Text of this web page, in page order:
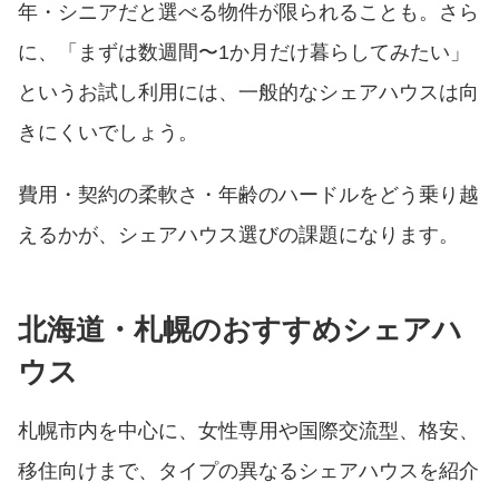
年・シニアだと選べる物件が限られることも。さら
に、「まずは数週間〜1か月だけ暮らしてみたい」
というお試し利用には、一般的なシェアハウスは向
きにくいでしょう。
費用・契約の柔軟さ・年齢のハードルをどう乗り越
えるかが、シェアハウス選びの課題になります。
北海道・札幌のおすすめシェアハ
ウス
札幌市内を中心に、女性専用や国際交流型、格安、
移住向けまで、タイプの異なるシェアハウスを紹介